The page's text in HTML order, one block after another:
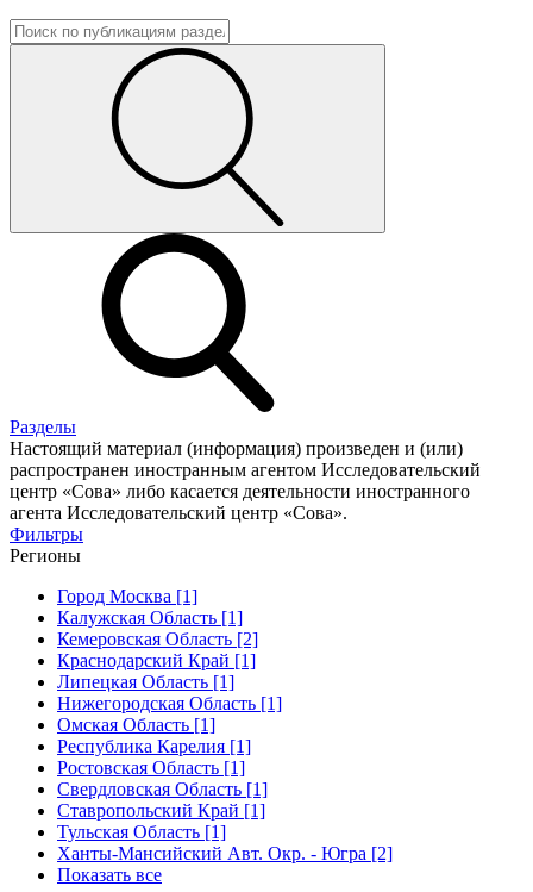
Разделы
Настоящий материал (информация) произведен и (или)
распространен иностранным агентом Исследовательский
центр «Сова» либо касается деятельности иностранного
агента Исследовательский центр «Сова».
Фильтры
Регионы
Город Москва [1]
Калужская Область [1]
Кемеровская Область [2]
Краснодарский Край [1]
Липецкая Область [1]
Нижегородская Область [1]
Омская Область [1]
Республика Карелия [1]
Ростовская Область [1]
Свердловская Область [1]
Ставропольский Край [1]
Тульская Область [1]
Ханты-Мансийский Авт. Окр. - Югра [2]
Показать все